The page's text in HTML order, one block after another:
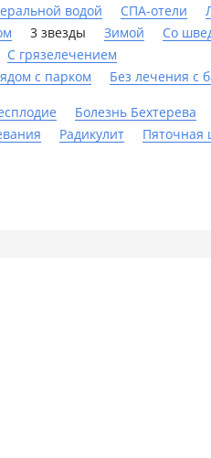
водой СПА-отели
3 звезды Зимой
Со
С грязелечением
с парком Без лечения с
Болезнь Бехтерева
Радикулит
Пяточная